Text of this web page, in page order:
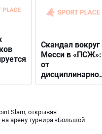
Скандал вокруг
Месси в «ПСЖ»:
от
решения до
фанатами
Slam, открывая
арену турнира «Большой